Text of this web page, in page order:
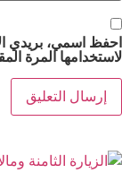
احفظ اسمي، بريدي
لاستخدامها المرة